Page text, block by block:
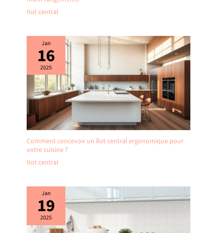
Ilot central
Jan
16
2025
Comment concevoir un îlot central ergonomique pour
votre cuisine ?
Ilot central
Jan
19
2025